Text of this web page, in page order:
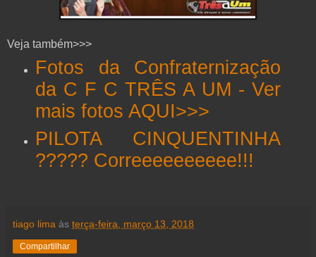
Veja também>>>
Fotos da Confraternização
da C F C TRÊS A UM - Ver
mais fotos AQUI>>>
PILOTA CINQUENTINHA
????? Correeeeeeeeee!!!
tiago lima às terça-feira, março 13, 2018
Compartilhar